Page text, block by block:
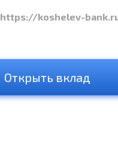
https://koshelev-
Открыть вклад